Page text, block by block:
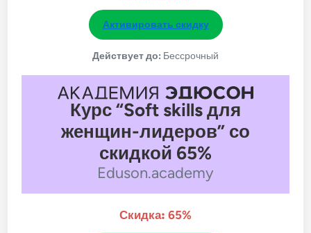
Активировать скидку
Действует до: Бессрочный
Курс “Soft skills для
женщин-лидеров” со
скидкой 65%
Eduson.academy
Скидка: 65%